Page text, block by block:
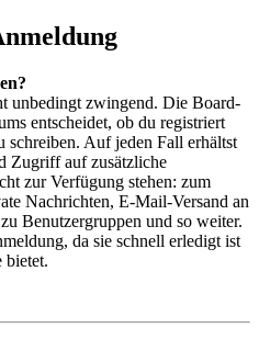
unbedingt zwingend. Die Board-
entscheidet, ob du registriert
schreiben. Auf jeden Fall erhältst
Zugriff auf zusätzliche
zur Verfügung stehen: zum
Nachrichten, E-Mail-Versand an
Benutzergruppen und so weiter.
da sie schnell erledigt ist
bietet.